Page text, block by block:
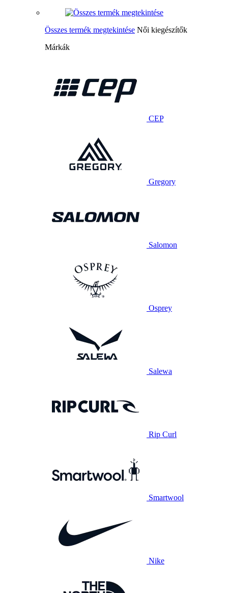
Összes termék megtekintése Női kiegészítők
Márkák
CEP
Gregory
Salomon
Osprey
Salewa
Rip Curl
Smartwool
Nike